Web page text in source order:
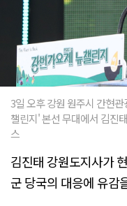
3일 오후 강원 원주시 간현
챌린지' 본선 무대에서 김진
스
김진태 강원도지사가
군 당국의 대응에 유감